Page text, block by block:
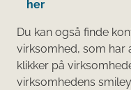
her
Du kan også finde
virksomhed, som har
klikker på
virksomhedens